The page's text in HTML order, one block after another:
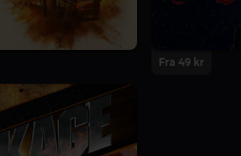
Fra 49 kr